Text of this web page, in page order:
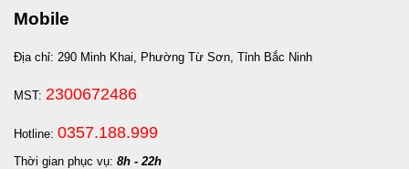
Mobile
Địa chỉ: 290 Minh Khai, Phường Từ Sơn, Tỉnh Bắc Ninh
MST: 2300672486
Hotline: 0357.188.999
Thời gian phục vụ: 8h - 22h